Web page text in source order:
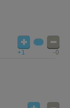
+1 -0